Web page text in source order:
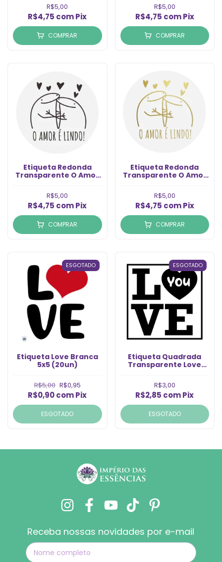
R$5,00
R$4,75 comPix
COMPRAR
R$5,00
R$4,75 com Pix
COMPRAR
Etiqueta Redonda
Transparente O Amor
R$5,00
R$4,75 comPix
COMPRAR
Etiqueta Redonda
Transparente O Amor
R$5,00
R$4,75 com Pix
COMPRAR
ESGOTADO
Etiqueta Love Branca
5x5 (20un)
R$5,00 R$0,95
R$0,90comPix
ESGOTADO
ESGOTADO
Etiqueta Quadrada
Transparente Love
R$3,00
R$2,85 comPix
ESGOTADO
Receba nossas novidades por e-mail